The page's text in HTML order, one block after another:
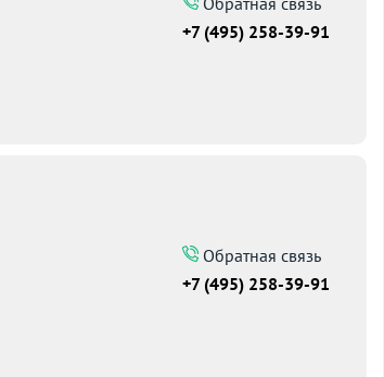
+7 (495) 258-39-91
Обратная связь
+7 (495) 258-39-91